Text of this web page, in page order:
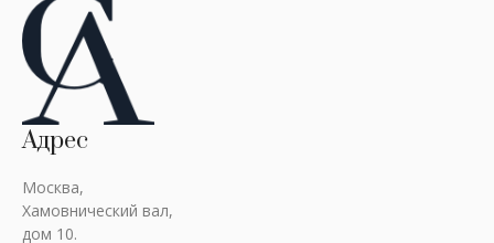
Адрес
Москва,
Хамовнический вал,
дом 10.